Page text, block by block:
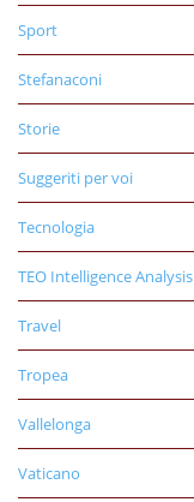
Sport
Stefanaconi
Storie
Suggeriti per voi
Tecnologia
TEO Intelligence Analysis
Travel
Tropea
Vallelonga
Vaticano